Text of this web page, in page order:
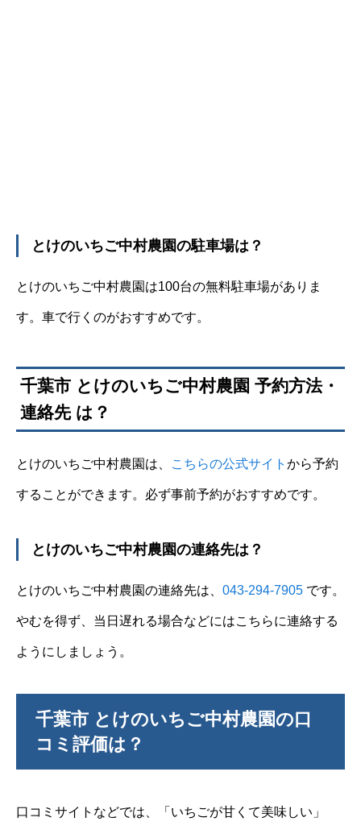
とけのいちご中村農園の駐車場は？
とけのいちご中村農園は100台の無料駐車場がありま
す。車で行くのがおすすめです。
千葉市 とけのいちご中村農園 予約方法・
連絡先 は？
とけのいちご中村農園は、 こちらの公式サイ ト から予約
することができます。必ず事前予約がおすすめです。
とけのいちご中村農園の連絡先は？
とけのいちご中村農園の連絡先は、 043-294-7905 です。
やむを得ず、当日遅れる場合などにはこちらに連絡する
ようにしましょう。
千葉市 とけのいちご中村農園の口
コミ評価は？
口コミサイトなどでは、「いちごが甘くて美味しい」